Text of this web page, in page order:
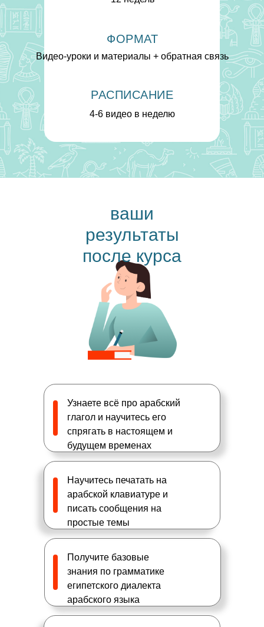
Видео-уроки и материалы + обратная связь
ФОРМАТ
4-6 видео в неделю
РАСПИСАНИЕ
ваши
результаты
после курса
Узнаете всё про арабский
глагол и научитесь его
спрягать в настоящем и
будущем временах
Получите базовые
знания по грамматике
египетского диалекта
арабского языка
Научитесь печатать на
арабской клавиатуре и
писать сообщения на
простые темы